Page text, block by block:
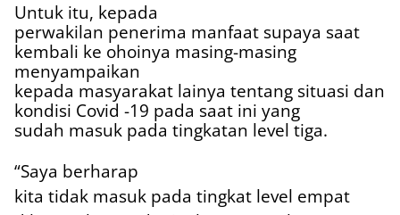
Untuk itu, kepada
perwakilan penerima manfaat supaya saat
kembali ke ohoinya masing-masing
menyampaikan
kepada masyarakat lainya tentang situasi dan
kondisi Covid -19 pada saat ini yang
sudah masuk pada tingkatan level tiga.
“Saya berharap
kita tidak masuk pada tingkat level empat